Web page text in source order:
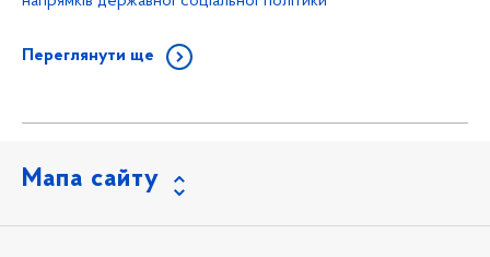
Переглянути ще
Мапа сайту